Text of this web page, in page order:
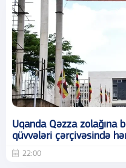
Uqanda Qəzza zolağına
qüvvələri çərçivəsində
22:00